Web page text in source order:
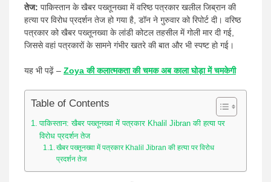
तेज: पाकिस्तान के खैबर पख्तूनख्वा में वरिष्ठ पत्रकार खलील जिब्रान की
हत्या पर विरोध प्रदर्शन तेज हो गया है, डॉन ने गुरुवार को रिपोर्ट दी। वरिष्ठ
पत्रकार को खैबर पख्तूनख्वा के लांडी कोटल तहसील में गोली मार दी गई,
जिससे वहां पत्रकारों के सामने गंभीर खतरे की बात और भी स्पष्ट हो गई।
यह भी पढ़ें – Zoya की कलात्मकता की चमक अब काला घोड़ा में चमकेगी
Table of Contents
पाकिस्तान: खैबर पख्तूनख्वा में पत्रकार Khalil Jibran की हत्या पर
विरोध प्रदर्शन तेज
खैबर पख्तूनख्वा में पत्रकार Khalil Jibran की हत्या पर विरोध
प्रदर्शन तेज